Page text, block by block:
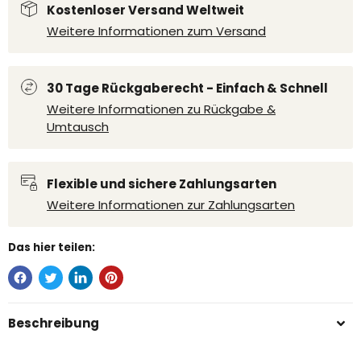
Kostenloser Versand Weltweit
Weitere Informationen zum Versand
30 Tage Rückgaberecht - Einfach & Schnell
Weitere Informationen zu Rückgabe &
Umtausch
Flexible und sichere Zahlungsarten
Weitere Informationen zur Zahlungsarten
Das hier teilen:
Beschreibung